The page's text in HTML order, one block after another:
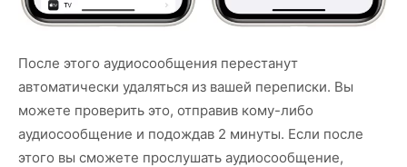
После этого аудиосообщения перестанут
автоматически удаляться из вашей переписки. Вы
можете проверить это, отправив кому-либо
аудиосообщение и подождав 2 минуты. Если после
этого вы сможете прослушать аудиосообщение,